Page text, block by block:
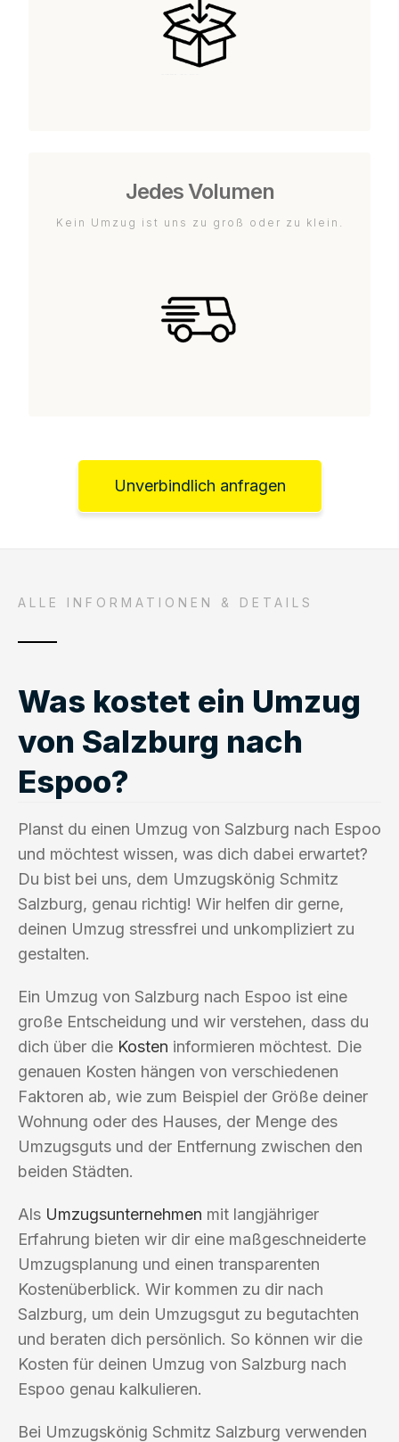
Jedes Volumen
Kein Umzug ist uns zu groß oder zu klein.
Unverbindlich anfragen
ALLE INFORMATIONEN & DETAILS
Was kostet ein Umzug
von Salzburg nach
Espoo?
Planst du einen Umzug von Salzburg nach Espoo
und möchtest wissen, was dich dabei erwartet?
Du bist bei uns, dem Umzugskönig Schmitz
Salzburg, genau richtig! Wir helfen dir gerne,
deinen Umzug stressfrei und unkompliziert zu
gestalten.
Ein Umzug von Salzburg nach Espoo ist eine
große Entscheidung und wir verstehen, dass du
dich über die Kosten informieren möchtest. Die
genauen Kosten hängen von verschiedenen
Faktoren ab, wie zum Beispiel der Größe deiner
Wohnung oder des Hauses, der Menge des
Umzugsguts und der Entfernung zwischen den
beiden Städten.
Als Umzugsunternehmen mit langjähriger
Erfahrung bieten wir dir eine maßgeschneiderte
Umzugsplanung und einen transparenten
Kostenüberblick. Wir kommen zu dir nach
Salzburg, um dein Umzugsgut zu begutachten
und beraten dich persönlich. So können wir die
Kosten für deinen Umzug von Salzburg nach
Espoo genau kalkulieren.
Bei Umzugskönig Schmitz Salzburg verwenden